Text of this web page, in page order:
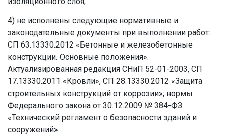
4) не исполнены следующие нормативные и
законодательные документы при выполнении работ:
СП 63.13330.2012 «Бетонные и железобетонные
конструкции. Основные положения».
Актуализированная редакция СНиП 52-01-2003, СП
17.13330.2011 «Кровли», СП 28.13330.2012 «Защита
строительных конструкций от коррозии»; нормы
Федерального закона от 30.12.2009 № 384-ФЗ
«Технический регламент о безопасности зданий и
сооружений»